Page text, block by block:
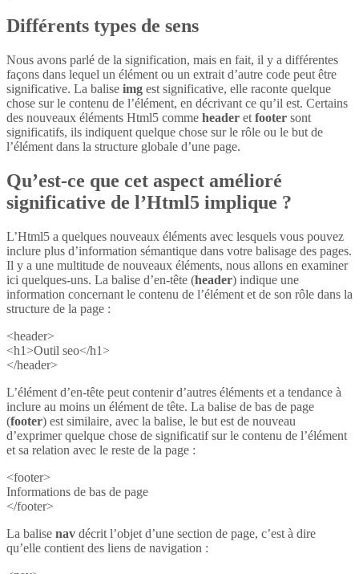
Différents types de sens
Nous avons parlé de la signification, mais en fait, il y a différentes
façons dans lequel un élément ou un extrait d’autre code peut être
significative. La balise img est significative, elle raconte quelque
chose sur le contenu de l’élément, en décrivant ce qu’il est. Certains
des nouveaux éléments Html5 comme header et footer sont
significatifs, ils indiquent quelque chose sur le rôle ou le but de
l’élément dans la structure globale d’une page.
Qu’est-ce que cet aspect amélioré
significative de l’Html5 implique ?
L’Html5 a quelques nouveaux éléments avec lesquels vous pouvez
inclure plus d’information sémantique dans votre balisage des pages.
Il y a une multitude de nouveaux éléments, nous allons en examiner
ici quelques-uns. La balise d’en-tête (header) indique une
information concernant le contenu de l’élément et de son rôle dans la
structure de la page :
<header>
<h1>Outil seo</h1>
</header>
L’élément d’en-tête peut contenir d’autres éléments et a tendance à
inclure au moins un élément de tête. La balise de bas de page
(footer) est similaire, avec la balise, le but est de nouveau
d’exprimer quelque chose de significatif sur le contenu de l’élément
et sa relation avec le reste de la page :
<footer>
Informations de bas de page
</footer>
La balise nav décrit l’objet d’une section de page, c’est à dire
qu’elle contient des liens de navigation :